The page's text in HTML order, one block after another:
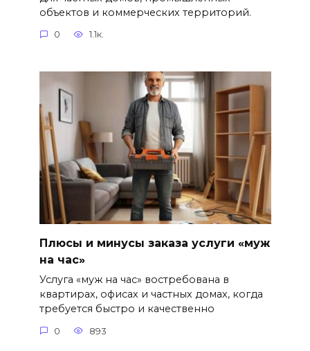
объектов и коммерческих территорий.
0 1.1к.
Плюсы и минусы заказа услуги «муж
на час»
Услуга «муж на час» востребована в
квартирах, офисах и частных домах, когда
требуется быстро и качественно
0 893